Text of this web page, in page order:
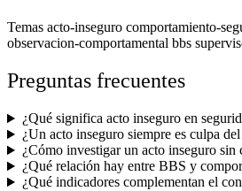
Temas acto-inseguro comportamiento-
observacion-comportamental bbs
Preguntas frecuentes
¿Qué significa acto inseguro en
¿Un acto inseguro siempre es culpa
¿Cómo investigar un acto inseguro sin
¿Qué relación hay entre BBS y
¿Qué indicadores complementan el